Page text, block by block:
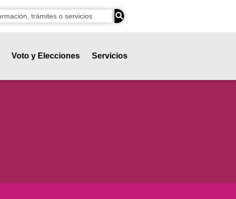
Voto y Elecciones Servicios